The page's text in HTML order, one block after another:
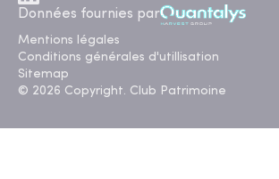
Données fournies par
Mentions légales
Conditions générales d'utillisation
Sitemap
© 2026 Copyright. Club Patrimoine